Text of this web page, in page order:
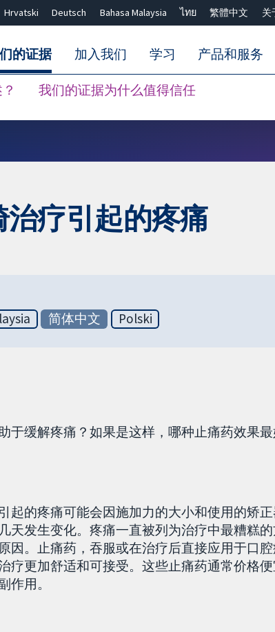
Hrvatski Deutsch Bahasa Malaysia ไทย 繁體中文 关
的证据
我们的证据为什么值得信任
加入我们 学习 产品和服务
疗引起的疼痛
简体中文 Polski
于缓解疼痛？如果是这样，哪种止痛药效果最
起的疼痛可能会因施加力的大小和使用的矫
天发生变化。疼痛一直被列为治疗中最糟糕
因。止痛药，吞服或在治疗后直接应用于口
更加舒适和可接受。这些止痛药通常价格便
作用。